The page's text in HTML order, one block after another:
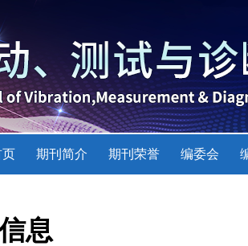
页 期刊简介 期刊荣誉 编委会
息